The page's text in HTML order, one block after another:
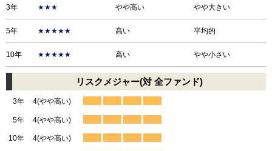
3年 ★★★ やや高い やや大きい
5年 ★★★★★ 高い 平均的
10年 ★★★★★ 高い やや小さい
リスクメジャー(対 全ファンド)
3年
5年
10年
4(やや高い)
4(やや高い)
4(やや高い)